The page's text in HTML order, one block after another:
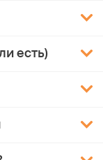
есть)